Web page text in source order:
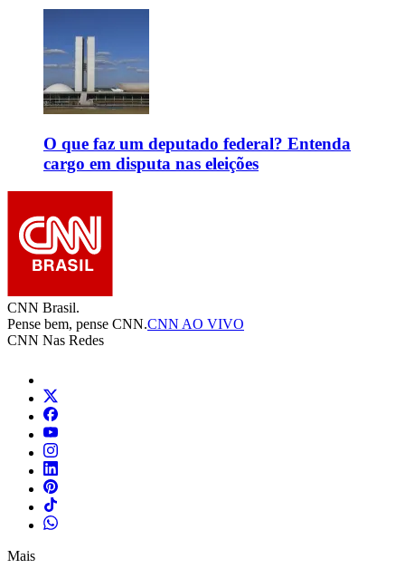
O que faz um deputado federal? Entenda
cargo em disputa nas eleições
CNN Brasil.
Pense bem, pense CNN.CNN AO VIVO
CNN Nas Redes
Mais